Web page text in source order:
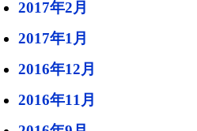
2017年2月
2017年1月
2016年12月
2016年11月